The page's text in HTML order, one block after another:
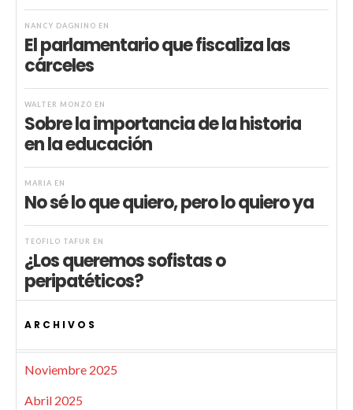
NANCY DAGNINO EN
El parlamentario que fiscaliza las
cárceles
WALTER MONZÓ EN
Sobre la importancia de la historia
en la educación
MARIA EN
No sé lo que quiero, pero lo quiero ya
TEÓFILO TAFUR EN
¿Los queremos sofistas o
peripatéticos?
ARCHIVOS
Noviembre 2025
Abril 2025